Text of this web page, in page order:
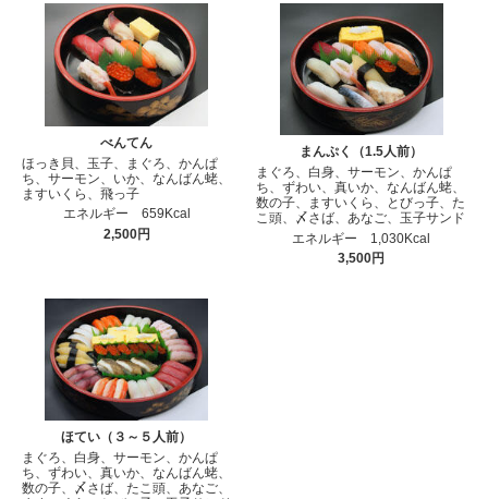
べんてん
ほっき貝、玉子、まぐろ、かんぱ
ち、サーモン、いか、なんばん蛯、
ますいくら、飛っ子
エネルギー 659Kcal
2,500円
まんぷく（1.5人前）
まぐろ、白身、サーモン、かんぱ
ち、ずわい、真いか、なんばん蛯、
数の子、ますいくら、とびっ子、た
こ頭、〆さば、あなご、玉子サンド
エネルギー 1,030Kcal
3,500円
ほてい（３～５人前）
まぐろ、白身、サーモン、かんぱ
ち、ずわい、真いか、なんばん蛯、
数の子、〆さば、たこ頭、あなご、